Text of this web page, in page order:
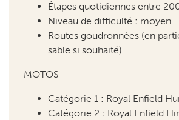
Étapes quotidiennes entre
Niveau de difficulté : moyen
Routes goudronnées (en
sable si souhaité)
MOTOS
Catégorie 1 : Royal Enfield
Catégorie 2 : Royal Enfield